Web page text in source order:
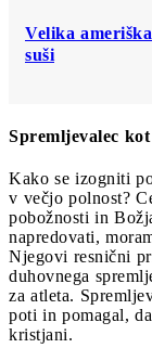
Velika
suši
Spremljevalec
Kako se izogniti
v večjo polnost?
pobožnosti in
napredovati,
Njegovi resnični
duhovnega
za atleta.
poti in pomagal,
kristjani.